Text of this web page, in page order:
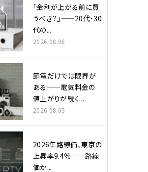
「金利が上がる前に買
うべき？」——20代・30
代の...
2026.08.06
節電だけでは限界が
ある——電気料金の
値上がりが続く...
2026.08.05
2026年路線価、東京の
上昇率9.4％——路線
価か...